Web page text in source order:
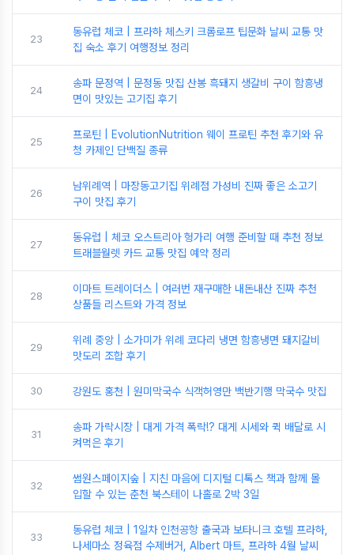
23
동유럽 체코 | 프라하 체스키 크롬로프 팁문화 날씨 교통 맛
집 숙소 후기 여행정보 정리
24
송파 문정역 | 문정동 맛집 산봉 흑돼지 생갈비 구이 함흥냉
면이 맛있는 고기집 후기
25
프로틴 | EvolutionNutrition 웨이 프로틴 추천 후기와 유
청 카제인 단백질 종류
26
남위례역 | 마장동고기집 위례점 가성비 진짜 좋은 소고기
구이 맛집 후기
27
동유럽 | 체코 오스트리아 헝가리 여행 준비할 때 추천 정보
트래블월렛 카드 교통 맛집 예약 정리
28
이마트 트레이더스 | 여러번 재구매한 내돈내산 진짜 추천
상품들 리스트와 가격 정보
29
위례 중앙 | 소가미가 위례 코다리 냉면 함흥냉면 돼지갈비
맛도리 조합 후기
30 강원도 홍천 | 원미막국수 식객허영만 백반기행 막국수 맛집
31
송파 가락시장 | 대게 가격 폭락!? 대게 시세와 퀵 배달로 시
켜먹은 후기
32
썸원스페이지숲 | 지친 마음에 디지털 디톡스 책과 함께 몰
입할 수 있는 춘천 북스테이 나홀로 2박 3일
33
동유럽 체코 | 1일차 인천공항 출국과 보타니크 호텔 프라하,
나세마소 정육점 수제버거, Albert 마트, 프라하 4월 날씨